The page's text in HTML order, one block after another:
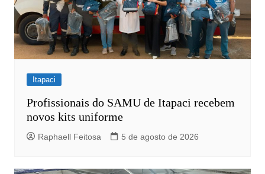
Itapaci
Profissionais do SAMU de Itapaci recebem
novos kits uniforme
Raphaell Feitosa 5 de agosto de 2026